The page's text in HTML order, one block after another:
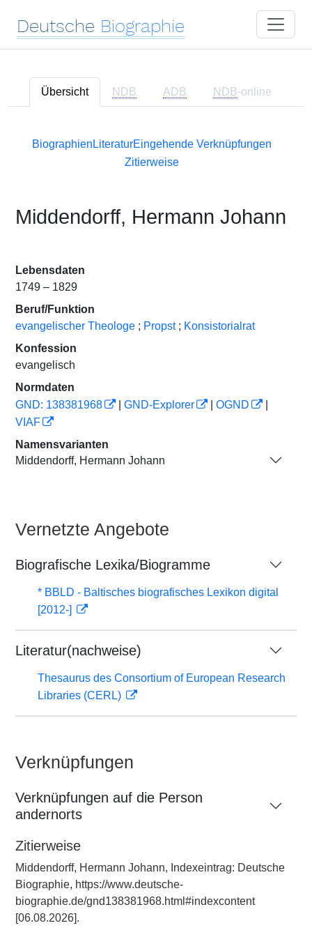
Deutsche Biographie
Übersicht NDB ADB NDB-online
Biographien LiteraturEingehende Verknüpfungen
Zitierweise
Middendorff, Hermann Johann
Lebensdaten
1749 – 1829
Beruf/Funktion
evangelischer Theologe ; Propst ; Konsistorialrat
Konfession
evangelisch
Normdaten
GND: 138381968
GND-Explorer OGND
VIAF
Namensvarianten
Middendorff, Hermann Johann
Vernetzte Angebote
Biografische Lexika/Biogramme
* BBLD - Baltisches biografisches Lexikon digital
[2012-]
Literatur(nachweise)
Thesaurus des Consortium of European Research
Libraries (CERL)
Verknüpfungen
Verknüpfungen auf die Person
andernorts
Zitierweise
Middendorff, Hermann Johann, Indexeintrag: Deutsche
Biographie, https://www.deutsche-
biographie.de/gnd138381968.html#indexcontent
[06.08.2026].